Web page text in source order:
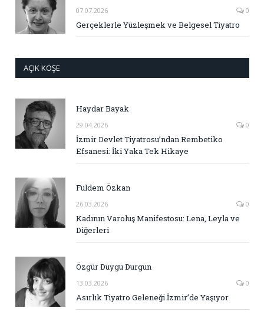
07.07.2026 0
Gerçeklerle Yüzleşmek ve Belgesel Tiyatro
AÇIK KÖŞE
Haydar Bayak
29.04.2026 0
İzmir Devlet Tiyatrosu’ndan Rembetiko
Efsanesi: İki Yaka Tek Hikaye
Fuldem Özkan
26.03.2026 0
Kadının Varoluş Manifestosu: Lena, Leyla ve
Diğerleri
Özgür Duygu Durgun
13.03.2026 0
Asırlık Tiyatro Geleneği İzmir’de Yaşıyor